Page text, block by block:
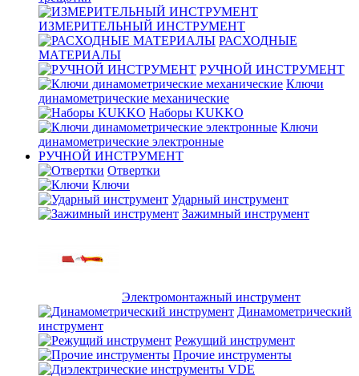
ИЗМЕРИТЕЛЬНЫЙ ИНСТРУМЕНТ
РАСХОДНЫЕ
МАТЕРИАЛЫ
РУЧНОЙ ИНСТРУМЕНТ
Ключи
динамометрические механические
Наборы KUKKO
Ключи
динамометрические электронные
РУЧНОЙ ИНСТРУМЕНТ
Отвертки
Ключи
Ударный инструмент
Зажимный инструмент
Электромонтажный инструмент
Динамометрический
инструмент
Режущий инструмент
Прочие инструменты